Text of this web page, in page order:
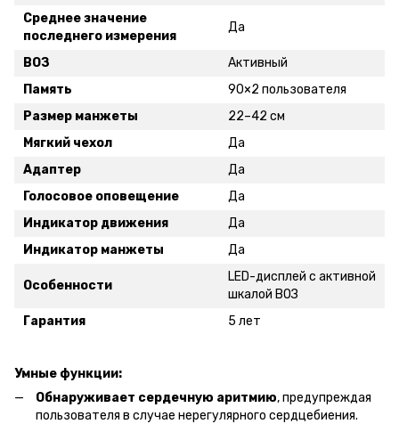
Среднее значение
последнего измерения
Да
ВОЗ
Активный
Память
90×2 пользователя
Размер манжеты
22–42 см
Мягкий чехол
Да
Адаптер
Да
Голосовое оповещение
Да
Индикатор движения
Да
Индикатор манжеты
Да
Особенности
LED-дисплей с активной
шкалой ВОЗ
Гарантия
5 лет
Умные функции:
Обнаруживает сердечную аритмию, предупреждая
пользователя в случае нерегулярного сердцебиения.